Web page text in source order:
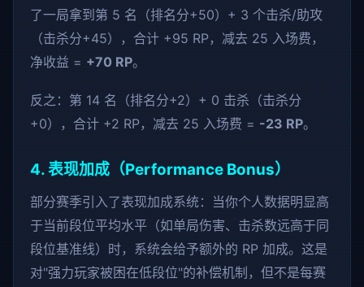
了一局拿到第 5 名（排名分+50）+ 3 个击杀/助攻
（击杀分+45），合计 +95 RP，减去 25 入场费，
净收益 = +70 RP。
反之：第 14 名（排名分+2）+ 0 击杀（击杀分
+0），合计 +2 RP，减去 25 入场费 = -23 RP。
4. 表现加成（Performance Bonus）
部分赛季引入了表现加成系统：当你个人数据明显高
于当前段位平均水平（如单局伤害、击杀数远高于同
段位基准线）时，系统会给予额外的 RP 加成。这是
对"强力玩家被困在低段位"的补偿机制，但不是每赛